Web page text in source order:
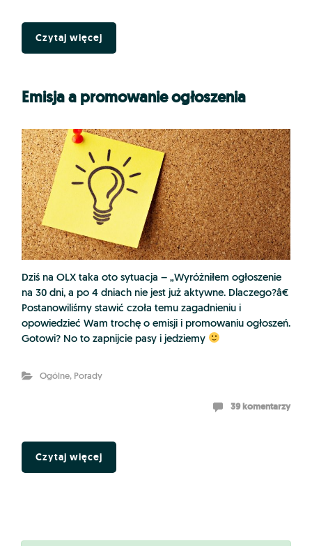
Czytaj więcej
Emisja a promowanie ogłoszenia
Dziś na OLX taka oto sytuacja – „Wyróżniłem ogłoszenie
na 30 dni, a po 4 dniach nie jest już aktywne. Dlaczego?â€
Postanowiliśmy stawić czoła temu zagadnieniu i
opowiedzieć Wam trochę o emisji i promowaniu ogłoszeń.
Gotowi? No to zapnijcie pasy i jedziemy
Ogólne, Porady
39 komentarzy
Czytaj więcej